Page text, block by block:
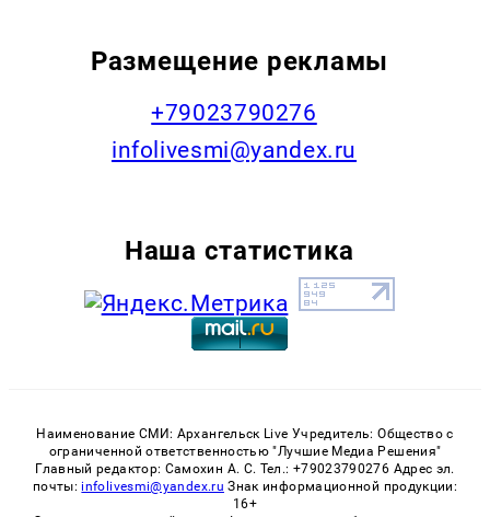
Размещение рекламы
+79023790276
infolivesmi@yandex.ru
Наша статистика
Наименование СМИ: Архангельск Live Учредитель: Общество с
ограниченной ответственностью "Лучшие Медиа Решения"
Главный редактор: Самохин А. С. Тел.: +79023790276 Адрес эл.
почты: infolivesmi@yandex.ru Знак информационной продукции:
16+